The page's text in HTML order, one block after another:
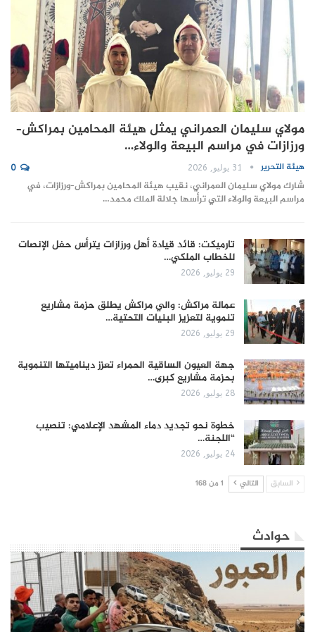
مولاي سليمان العمراني يمثل هيئة المحامين بمراكش–
ورزازات في مراسم البيعة والولاء…
هيئة التحرير 31 يوليو, 2026 0
شارك مولاي سليمان العمراني، نقيب هيئة المحامين بمراكش–ورزازات، في
مراسم البيعة والولاء التي ترأسها جلالة الملك محمد…
تارميكت: قائد قيادة أهل ورزازات يترأس حفل الإنصات
للخطاب الملكي…
29 يوليو, 2026
عمالة مراكش: والي مراكش يطلق حزمة مشاريع
تنموية لتعزيز البنيات التحتية…
29 يوليو, 2026
جهة العيون الساقية الحمراء تعزز ديناميتها التنموية
بحزمة مشاريع كبرى…
28 يوليو, 2026
​خطوة نحو تجديد دماء المشهد الإعلامي: تنصيب
“اللجنة…
24 يوليو, 2026
السابق التالي 1 من 168
حوادث